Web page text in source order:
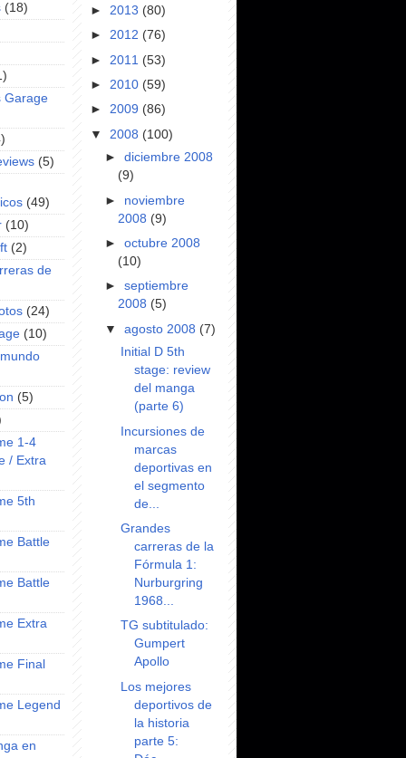
(18)
Garage
(5)
(49)
(10)
(2)
de
(24)
(10)
(5)
1-4
/ Extra
5th
Battle
Battle
Extra
Final
Legend
en
► 2013 (80)
► 2012 (76)
► 2011 (53)
► 2010 (59)
► 2009 (86)
▼ 2008 (100)
►diciembre 2008
(9)
► noviembre
2008 (9)
►octubre 2008
(10)
►septiembre
2008 (5)
▼agosto 2008 (7)
Initial D 5th
stage: review
del manga
(parte 6)
Incursiones de
marcas
deportivas en
el segmento
de...
Grandes
carreras de la
Fórmula 1:
Nurburgring
1968...
TG subtitulado:
Gumpert
Apollo
Los mejores
deportivos de
la historia
parte 5: